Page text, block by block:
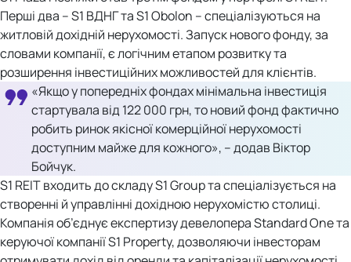
Перші два – S1 ВДНГ та S1 Obolon – спеціалізуються на
житловій дохідній нерухомості. Запуск нового фонду, за
словами компанії, є логічним етапом розвитку та
розширення інвестиційних можливостей для клієнтів.
«Якщо у попередніх фондах мінімальна інвестиція
стартувала від 122 000 грн, то новий фонд фактично
робить ринок якісної комерційної нерухомості
доступним майже для кожного», – додав Віктор
Бойчук.
S1 REIT входить до складу S1 Group та спеціалізується на
створенні й управлінні дохідною нерухомістю столиці.
Компанія об’єднує експертизу девелопера Standard One та
керуючої компанії S1 Property, дозволяючи інвесторам